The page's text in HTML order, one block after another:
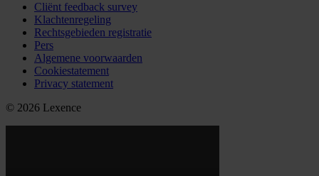
Cliënt feedback survey
Klachtenregeling
Rechtsgebieden registratie
Pers
Algemene voorwaarden
Cookiestatement
Privacy statement
© 2026 Lexence